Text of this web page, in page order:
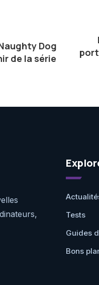
ligne. Mon
me permet de
nous réserve.
Dog
de la série
Tests
Guides
Bons